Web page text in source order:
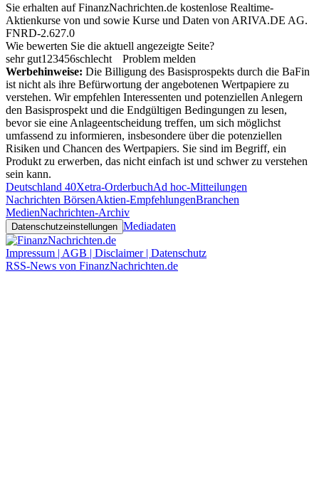
Sie erhalten auf FinanzNachrichten.de kostenlose Realtime-
Aktienkurse von und sowie Kurse und Daten von ARIVA.DE AG.
FNRD-2.627.0
Wie bewerten Sie die aktuell angezeigte Seite?
sehr gut1 23456schlecht
Problem melden
Werbehinweise: Die Billigung des Basisprospekts durch die BaFin
ist nicht als ihre Befürwortung der angebotenen Wertpapiere zu
verstehen. Wir empfehlen Interessenten und potenziellen Anlegern
den Basisprospekt und die Endgültigen Bedingungen zu lesen,
bevor sie eine Anlageentscheidung treffen, um sich möglichst
umfassend zu informieren, insbesondere über die potenziellen
Risiken und Chancen des Wertpapiers. Sie sind im Begriff, ein
Produkt zu erwerben, das nicht einfach ist und schwer zu verstehen
sein kann.
Deutschland 40Xetra-OrderbuchAd hoc-Mitteilungen
Nachrichten BörsenAktien-EmpfehlungenBranchen
MedienNachrichten-Archiv
Datenschutzeinstellungen Mediadaten
Impressum | AGB | Disclaimer | Datenschutz
RSS-News von FinanzNachrichten.de